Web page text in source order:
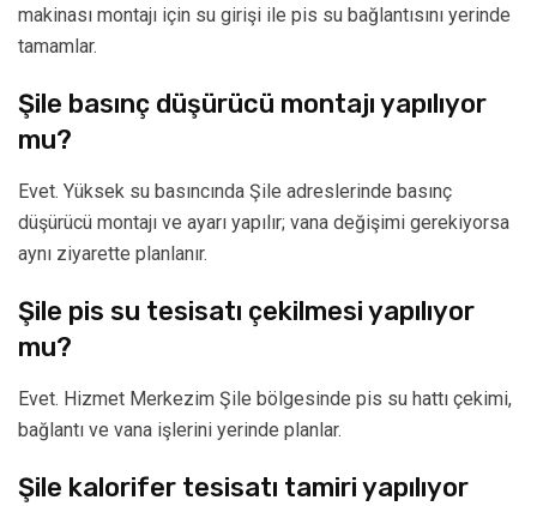
makinası montajı için su girişi ile pis su bağlantısını yerinde
tamamlar.
Şile basınç düşürücü montajı yapılıyor
mu?
Evet. Yüksek su basıncında Şile adreslerinde basınç
düşürücü montajı ve ayarı yapılır; vana değişimi gerekiyorsa
aynı ziyarette planlanır.
Şile pis su tesisatı çekilmesi yapılıyor
mu?
Evet. Hizmet Merkezim Şile bölgesinde pis su hattı çekimi,
bağlantı ve vana işlerini yerinde planlar.
Şile kalorifer tesisatı tamiri yapılıyor